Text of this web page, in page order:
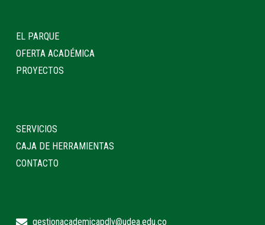
EL PARQUE
OFERTA ACADÉMICA
PROYECTOS
SERVICIOS
CAJA DE HERRAMIENTAS
CONTACTO
gestionacademicapdlv@udea.edu.co